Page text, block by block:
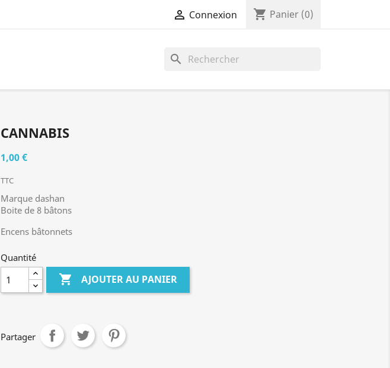
 Connexion shopping_cart Panier (0)
search
CANNABIS
1,00 €
TTC
Marque dashan
Boite de 8 bâtons
Encens bâtonnets
Quantité
 AJOUTER AU PANIER
Partager